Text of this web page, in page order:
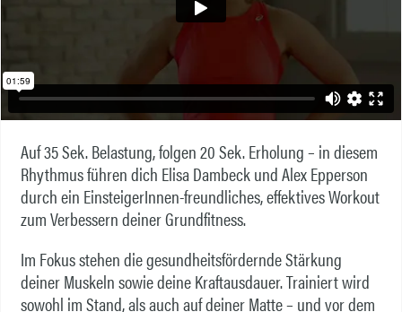
Auf 35 Sek. Belastung, folgen 20 Sek. Erholung – in diesem
Rhythmus führen dich Elisa Dambeck und Alex Epperson
durch ein EinsteigerInnen-freundliches, effektives Workout
zum Verbessern deiner Grundfitness.
Im Fokus stehen die gesundheitsfördernde Stärkung
deiner Muskeln sowie deine Kraftausdauer. Trainiert wird
sowohl im Stand, als auch auf deiner Matte – und vor dem